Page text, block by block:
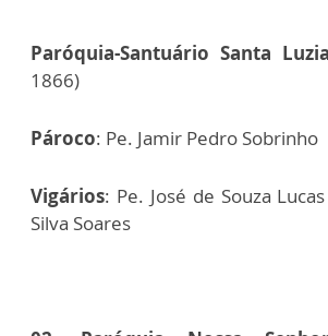
Paróquia-Santuário Santa Luzia
1866)
Pároco: Pe. Jamir Pedro Sobrinho
Vigários: Pe. José de Souza
Silva Soares